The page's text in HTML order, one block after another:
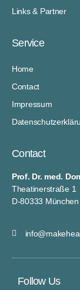
Links & Partner
Service
Home
Contact
Impressum
Contact
Prof. Dr. med.
Theatinerstraße 1
D-80333 München
Follow Us